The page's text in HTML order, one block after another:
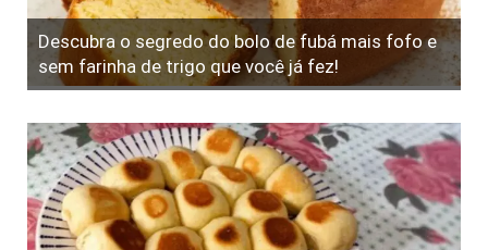
Descubra o segredo do bolo de fubá mais fofo e
sem farinha de trigo que você já fez!